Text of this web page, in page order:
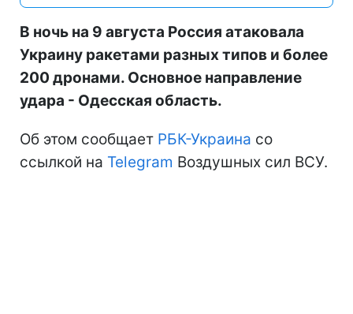
В ночь на 9 августа Россия атаковала
Украину ракетами разных типов и более
200 дронами. Основное направление
удара - Одесская область.
Об этом сообщает РБК-Украина со
ссылкой на Telegram Воздушных сил ВСУ.